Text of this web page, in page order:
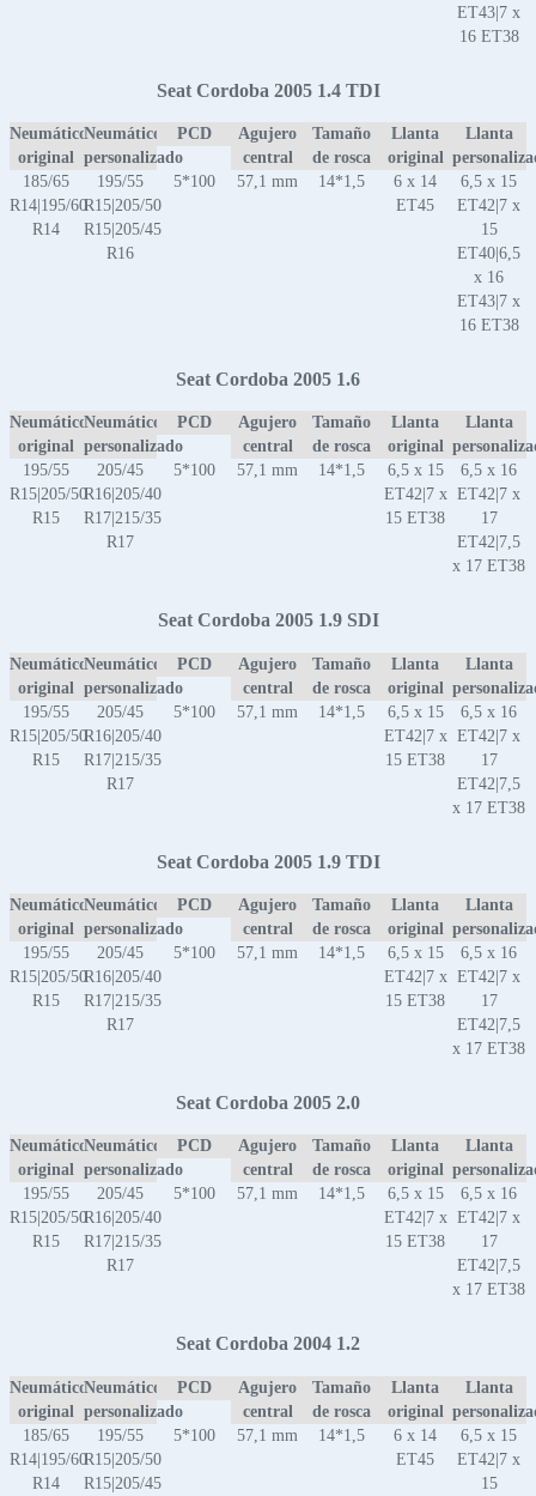
ET43|7 x
16 ET38
Seat Cordoba 2005 1.4 TDI
Neumático
original
Neumático
personalizado
PCD
Agujero
central
Tamaño
de rosca
Llanta
original
Llanta
185/65
R14|195/60
R14
195/55
R15|205/50
R15|205/45
R16
5*100 57,1 mm 14*1,5
6 x 14
ET45
6,5 x 15
ET42|7 x
15
ET40|6,5
x 16
ET43|7 x
16 ET38
Seat Cordoba 2005 1.6
Neumático
original
Neumático
personalizado
PCD
Agujero
central
Tamaño
de rosca
Llanta
original
Llanta
195/55
R15|205/50
R15
205/45
R16|205/40
R17|215/35
R17
5*100 57,1 mm 14*1,5
6,5 x 15
ET42|7 x
15 ET38
6,5 x 16
ET42|7 x
17
ET42|7,5
x 17 ET38
Seat Cordoba 2005 1.9 SDI
Neumático
original
Neumático
personalizado
PCD
Agujero
central
Tamaño
de rosca
Llanta
original
Llanta
195/55
R15|205/50
R15
205/45
R16|205/40
R17|215/35
R17
5*100 57,1 mm 14*1,5
6,5 x 15
ET42|7 x
15 ET38
6,5 x 16
ET42|7 x
17
ET42|7,5
x 17 ET38
Seat Cordoba 2005 1.9 TDI
Neumático
original
Neumático
personalizado
PCD
Agujero
central
Tamaño
de rosca
Llanta
original
Llanta
195/55
R15|205/50
R15
205/45
R16|205/40
R17|215/35
R17
5*100 57,1 mm 14*1,5
6,5 x 15
ET42|7 x
15 ET38
6,5 x 16
ET42|7 x
17
ET42|7,5
x 17 ET38
Seat Cordoba 2005 2.0
Neumático
original
Neumático
personalizado
PCD
Agujero
central
Tamaño
de rosca
Llanta
original
Llanta
195/55
R15|205/50
R15
205/45
R16|205/40
R17|215/35
R17
5*100 57,1 mm 14*1,5
6,5 x 15
ET42|7 x
15 ET38
6,5 x 16
ET42|7 x
17
ET42|7,5
x 17 ET38
Seat Cordoba 2004 1.2
Neumático
original
Neumático
personalizado
PCD
Agujero
central
Tamaño
de rosca
Llanta
original
Llanta
185/65
R14|195/60
R14
195/55
R15|205/50
R15|205/45
5*100 57,1 mm 14*1,5
6 x 14
ET45
6,5 x 15
ET42|7 x
15